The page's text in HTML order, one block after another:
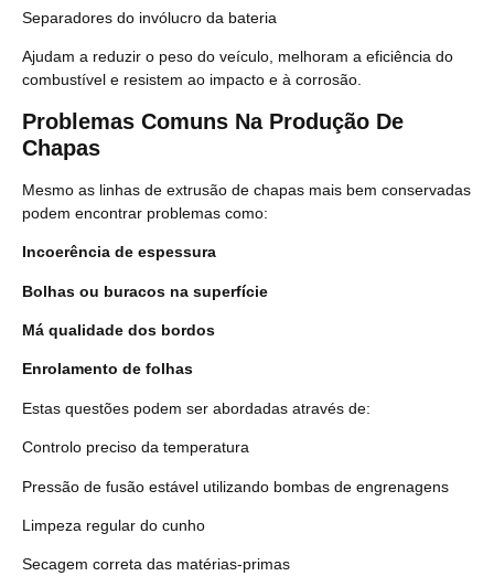
Separadores do invólucro da bateria
Ajudam a reduzir o peso do veículo, melhoram a eficiência do
combustível e resistem ao impacto e à corrosão.
Problemas Comuns Na Produção De
Chapas
Mesmo as linhas de extrusão de chapas mais bem conservadas
podem encontrar problemas como:
Incoerência de espessura
Bolhas ou buracos na superfície
Má qualidade dos bordos
Enrolamento de folhas
Estas questões podem ser abordadas através de:
Controlo preciso da temperatura
Pressão de fusão estável utilizando bombas de engrenagens
Limpeza regular do cunho
Secagem correta das matérias-primas